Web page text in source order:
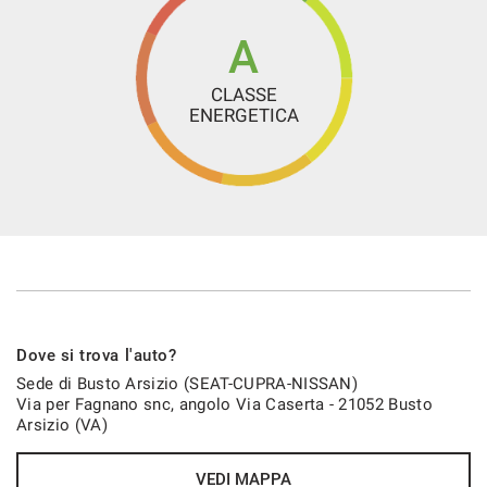
Pomello del cambio in pelle
Portabicchiere anteriore
Regolazione lombare del sedile conducente
Riconoscimento dei segnali stradali
Sedili posteriori abbattabili e ripiegabili 1/3 e 2/3
Sensore di luce
Sensore di pioggia
Sensori di parcheggio posteriori
A
CLASSE
ENERGETICA
Dove si trova l'auto?
Sede di Busto Arsizio (SEAT-CUPRA-NISSAN)
Via per Fagnano snc, angolo Via Caserta - 21052 Busto
Arsizio (VA)
VEDI MAPPA